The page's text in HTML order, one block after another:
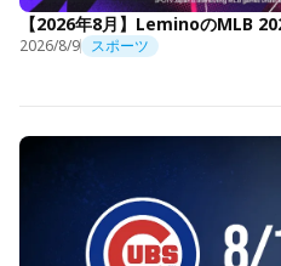
【2026年8月】LeminoのMLB
2026/8/9 スポーツ